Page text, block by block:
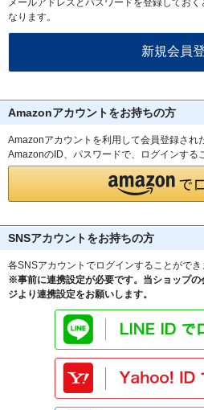
メールアドレスとパスワードを登録してお
なります。
Amazonアカウントをお持ちの方
Amazonアカウントを利用して会員登録され
AmazonのID、パスワードで、ログインする
SNSアカウントをお持ちの方
各SNSアカウントでログインすることができ
※事前に連携設定が必要です。当ショップ
ジより連携設定をお願いします。